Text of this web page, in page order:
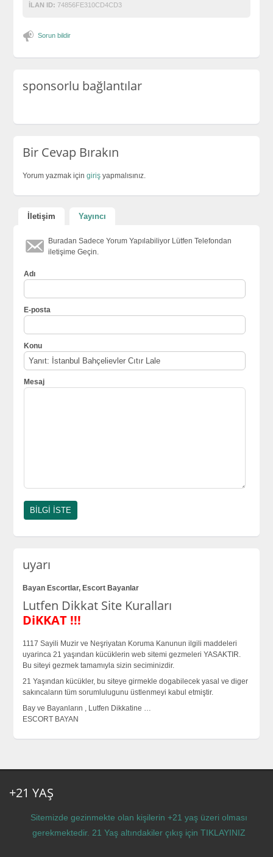
İLAN ID: 74856FE310CD4CD3
Sorun bildir
sponsorlu bağlantılar
Bir Cevap Bırakın
Yorum yazmak içingiriş yapmalısınız.
İletişim Yayıncı
Buradan Sadece Yorum Yapılabiliyor Lütfen Telefondan
iletişime Geçin.
Adı
E-posta
Konu
Mesaj
uyarı
Bayan Escortlar, Escort Bayanlar
Lutfen Dikkat Site Kuralları
DiKKAT !!!
1117 Sayili Muzir ve Neşriyatan Koruma Kanunun ilgili maddeleri
uyarinca 21 yaşından kücüklerin web sitemi gezmeleri YASAKTIR.
Bu siteyi gezmek tamamıyla sizin seciminizdir.
21 Yaşından kücükler, bu siteye girmekle dogabilecek yasal ve diger
sakıncaların tüm sorumlulugunu üstlenmeyi kabul etmiştir.
Bay ve Bayanların , Lutfen Dikkatine …
ESCORT BAYAN
+21 YAŞ
Sitemizde gezinmekte olan kişilerin +21 yaş üzeri olması
gerekmektedir. 21 Yaş altındakiler çıkış için TIKLAYINIZ